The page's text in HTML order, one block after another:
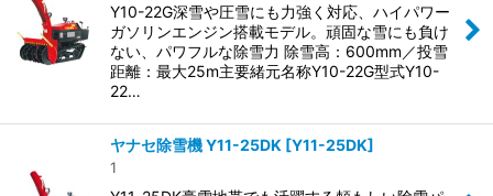
Y10-22G深雪や圧雪にも力強く対応、ハイパワー
ガソリンエンジン搭載モデル。頑固な雪にも負け
ない、パワフルな除雪力 除雪高：600mm／投雪
距離：最大25m主要緒元名称Y10-22G型式Y10-
22…
ヤナセ除雪機 Y11-25DK [Y11-25DK]
1